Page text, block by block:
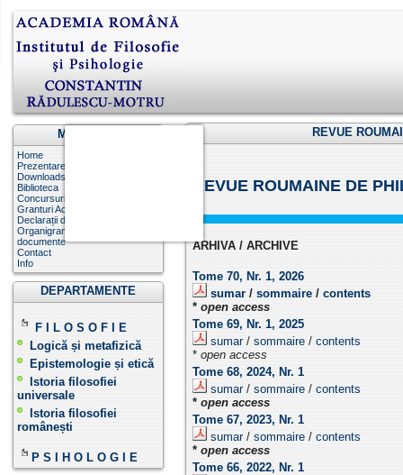
Main Menu
Home
Prezentare Institut
Downloads
Biblioteca
Concursuri
Granturi Academia Română
Declarații de avere și interese
Organigrama, liste funcții,
documente
Contact
Info
DEPARTAMENTE
F I L O S O F I E
Logică și metafizică
Epistemologie și etică
Istoria filosofiei
universale
Istoria filosofiei
românești
P S I H O L O G I E
REVUE
REVUE ROUMAINE DE
ARHIVA / ARCHIVE
Tome 70, Nr. 1, 2026
sumar / sommaire / contents
* open access
Tome 69, Nr. 1, 2025
sumar/ sommaire / contents
* open access
Tome 68, 2024, Nr. 1
sumar/ sommaire / contents
* open access
Tome 67, 2023, Nr. 1
sumar / sommaire / contents
* open access
Tome 66, 2022, Nr. 1